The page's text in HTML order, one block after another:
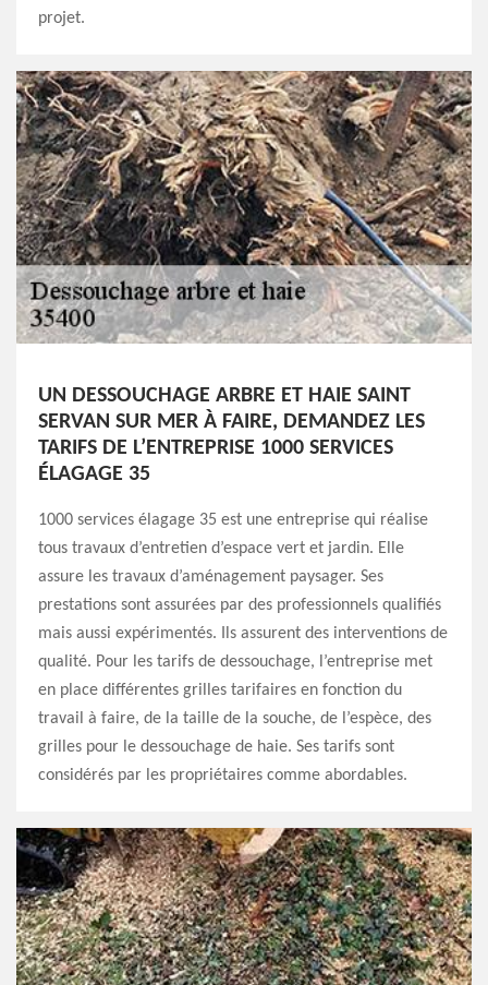
projet.
UN DESSOUCHAGE ARBRE ET HAIE SAINT
SERVAN SUR MER À FAIRE, DEMANDEZ LES
TARIFS DE L’ENTREPRISE 1000 SERVICES
ÉLAGAGE 35
1000 services élagage 35 est une entreprise qui réalise
tous travaux d’entretien d’espace vert et jardin. Elle
assure les travaux d’aménagement paysager. Ses
prestations sont assurées par des professionnels qualifiés
mais aussi expérimentés. Ils assurent des interventions de
qualité. Pour les tarifs de dessouchage, l’entreprise met
en place différentes grilles tarifaires en fonction du
travail à faire, de la taille de la souche, de l’espèce, des
grilles pour le dessouchage de haie. Ses tarifs sont
considérés par les propriétaires comme abordables.